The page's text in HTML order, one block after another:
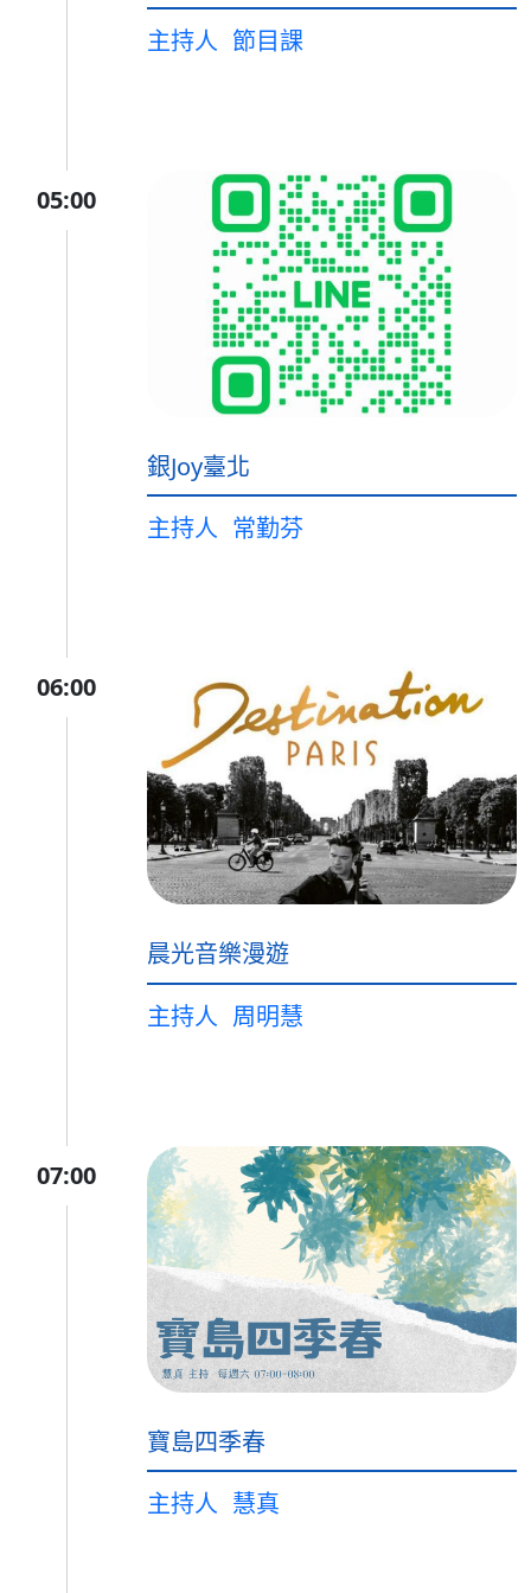
主持人 節目課
05:00
銀Joy臺北
主持人 常勤芬
06:00
晨光音樂漫遊
主持人 周明慧
07:00
寶島四季春
主持人 慧真